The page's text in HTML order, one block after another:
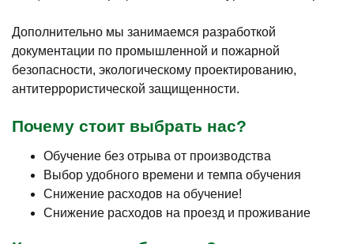
Дополнительно мы занимаемся разработкой
документации по промышленной и пожарной
безопасности, экологическому проектированию,
антитеррористической защищенности.
Почему стоит выбрать нас?
Обучение без отрыва от производства
Выбор удобного времени и темпа обучения
Снижение расходов на обучение!
Снижение расходов на проезд и проживание